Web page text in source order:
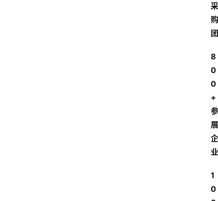
采
购
团
8
0
0
+
参
展
企
业
1
0